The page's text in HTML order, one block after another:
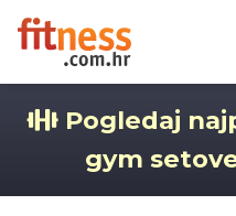
Pogledaj
gym